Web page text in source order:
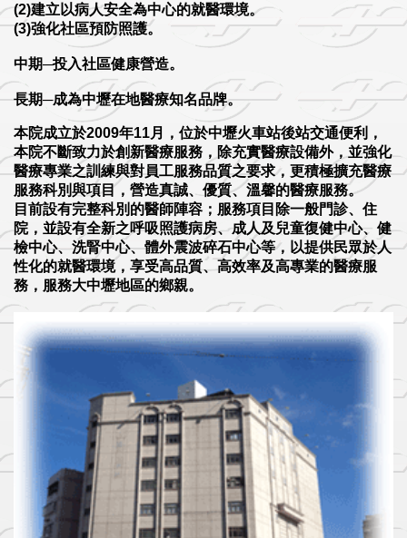
(2)建立以病人安全為中心的就醫環境。
(3)強化社區預防照護。
中期─投入社區健康營造。
長期─成為中壢在地醫療知名品牌。
本院成立於2009年11月，位於中壢火車站後站交通便利，
本院不斷致力於創新醫療服務，除充實醫療設備外，並強化
醫療專業之訓練與對員工服務品質之要求，更積極擴充醫療
服務科別與項目，營造真誠、優質、溫馨的醫療服務。
目前設有完整科別的醫師陣容；服務項目除一般門診、住
院，並設有全新之呼吸照護病房、成人及兒童復健中心、健
檢中心、洗腎中心、體外震波碎石中心等，以提供民眾於人
性化的就醫環境，享受高品質、高效率及高專業的醫療服
務，服務大中壢地區的鄉親。